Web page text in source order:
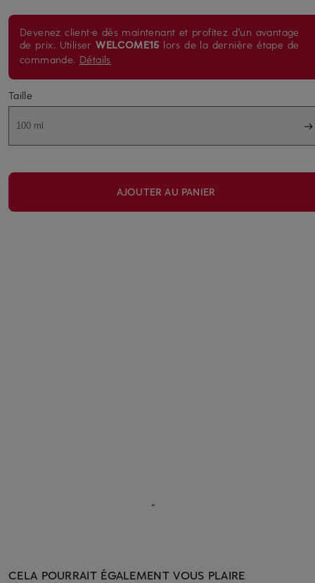
Devenez client·e dès maintenant et profitez d'un avantage
de prix. UtiliserWELCOME15 lors de la dernière étape de
commande. Détails
Taille
100 ml
AJOUTER AU PANIER
CELA POURRAIT ÉGALEMENT VOUS PLAIRE